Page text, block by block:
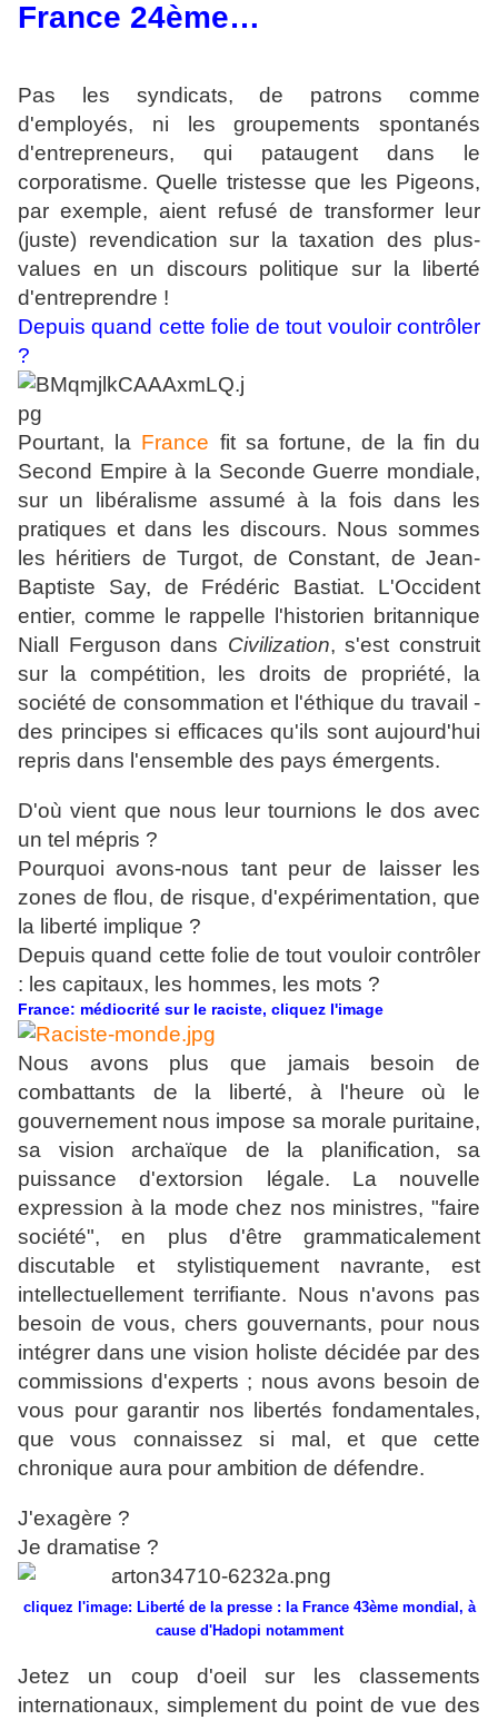
France 24ème…
Pas les syndicats, de patrons comme
d'employés, ni les groupements spontanés
d'entrepreneurs, qui pataugent dans le
corporatisme. Quelle tristesse que les Pigeons,
par exemple, aient refusé de transformer leur
(juste) revendication sur la taxation des plus-
values en un discours politique sur la liberté
d'entreprendre !
Depuis quand cette folie de tout vouloir contrôler
?
Pourtant, la France fit sa fortune, de la fin du
Second Empire à la Seconde Guerre mondiale,
sur un libéralisme assumé à la fois dans les
pratiques et dans les discours. Nous sommes
les héritiers de Turgot, de Constant, de Jean-
Baptiste Say, de Frédéric Bastiat. L'Occident
entier, comme le rappelle l'historien britannique
Niall Ferguson dans Civilization, s'est construit
sur la compétition, les droits de propriété, la
société de consommation et l'éthique du travail -
des principes si efficaces qu'ils sont aujourd'hui
repris dans l'ensemble des pays émergents.
D'où vient que nous leur tournions le dos avec
un tel mépris ?
Pourquoi avons-nous tant peur de laisser les
zones de flou, de risque, d'expérimentation, que
la liberté implique ?
Depuis quand cette folie de tout vouloir contrôler
: les capitaux, les hommes, les mots ?
France: médiocrité sur le raciste, cliquez l'image
Nous avons plus que jamais besoin de
combattants de la liberté, à l'heure où le
gouvernement nous impose sa morale puritaine,
sa vision archaïque de la planification, sa
puissance d'extorsion légale. La nouvelle
expression à la mode chez nos ministres, "faire
société", en plus d'être grammaticalement
discutable et stylistiquement navrante, est
intellectuellement terrifiante. Nous n'avons pas
besoin de vous, chers gouvernants, pour nous
intégrer dans une vision holiste décidée par des
commissions d'experts ; nous avons besoin de
vous pour garantir nos libertés fondamentales,
que vous connaissez si mal, et que cette
chronique aura pour ambition de défendre.
J'exagère ?
Je dramatise ?
cliquez l'image: Liberté de la presse : la France 43ème mondial, à
cause d'Hadopi notamment
Jetez un coup d'oeil sur les classements
internationaux, simplement du point de vue des